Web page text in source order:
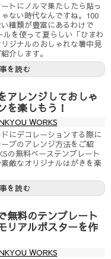
トにノルマ果たしたら貼っ
ない時代なんですね。100
種類が豊富にあるわけで
を使って夏らしい「ひまわ
ジナルのおしゃれな暑中見
介します。
を読む
アレンジしておしゃ
を楽しもう！
WORKS
にデコレーションする際に
プのアレンジ方法をご紹
の無料ベーステンプレート
敵なオリジナルはがきを楽
を読む
無料のテンプレート
リアルポスターを作
WORKS